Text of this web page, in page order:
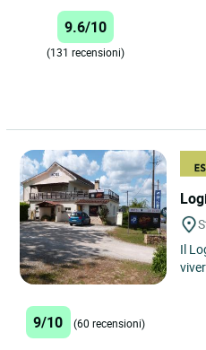
9.6/10
(131 recensioni)
Il
9/10 (60 recensioni)